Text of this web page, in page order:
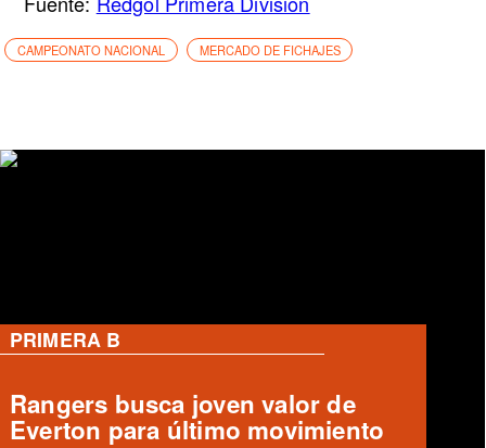
CAMPEONATO NACIONAL MERCADO DE FICHAJES
PRIMERA B
Deportes Temuco confirma salida
de Arturo Sanhueza